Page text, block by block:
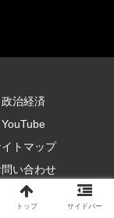
政治経済
YouTube
トマップ
問い合わせ
Rights Reserved.
トップ サイドバー